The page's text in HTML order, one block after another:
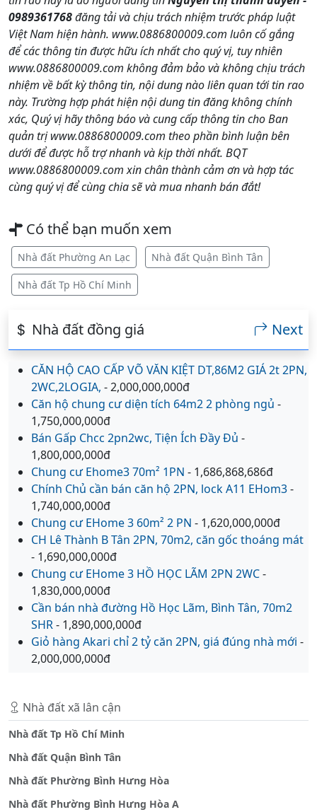
0989361768đăng tải và chịu trách nhiệm trước pháp luật
Việt Nam hiện hành. www.0886800009.com luôn cố gắng
để các thông tin được hữu ích nhất cho quý vị, tuy nhiên
www.0886800009.com không đảm bảo và không chịu trách
nhiệm về bất kỳ thông tin, nội dung nào liên quan tới tin rao
này. Trường hợp phát hiện nội dung tin đăng không chính
xác, Quý vị hãy thông báo và cung cấp thông tin cho Ban
quản trị www.0886800009.com theo phần bình luận bên
dưới để được hỗ trợ nhanh và kịp thời nhất. BQT
www.0886800009.com xin chân thành cảm ơn và hợp tác
cùng quý vị để cùng chia sẽ và mua nhanh bán đắt!
Có thể bạn muốn xem
Nhà đất Phường An Lạc Nhà đất Quận Bình Tân
Nhà đất Tp Hồ Chí Minh
Nhà đất đồng giá Next
CĂN HỘ CAO CẤP VÕ VĂN KIỆT DT,86M2 GIÁ 2t 2PN,
2WC,2LOGIA, - 2,000,000,000đ
Căn hộ chung cư diện tích 64m2 2 phòng ngủ -
1,750,000,000đ
Bán Gấp Chcc 2pn2wc, Tiện Ích Đầy Đủ -
1,800,000,000đ
Chung cư Ehome3 70m² 1PN - 1,686,868,686đ
Chính Chủ cần bán căn hộ 2PN, lock A11 EHom3-
1,740,000,000đ
Chung cư EHome 3 60m² 2 PN - 1,620,000,000đ
CH Lê Thành B Tân 2PN, 70m2, căn gốc thoáng mát
- 1,690,000,000đ
Chung cư EHome 3 HỒ HỌC LÃM 2PN 2WC-
1,830,000,000đ
Cần bán nhà đường Hồ Học Lãm, Bình Tân, 70m2
SHR- 1,890,000,000đ
Giỏ hàng Akari chỉ 2 tỷ căn 2PN, giá đúng nhà mới -
2,000,000,000đ
Nhà đất xã lân cận
Nhà đất Tp Hồ Chí Minh
Nhà đất Quận Bình Tân
Nhà đất Phường Bình Hưng Hòa
Nhà đất Phường Bình Hưng Hòa A